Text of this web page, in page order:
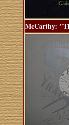
McCarthy: